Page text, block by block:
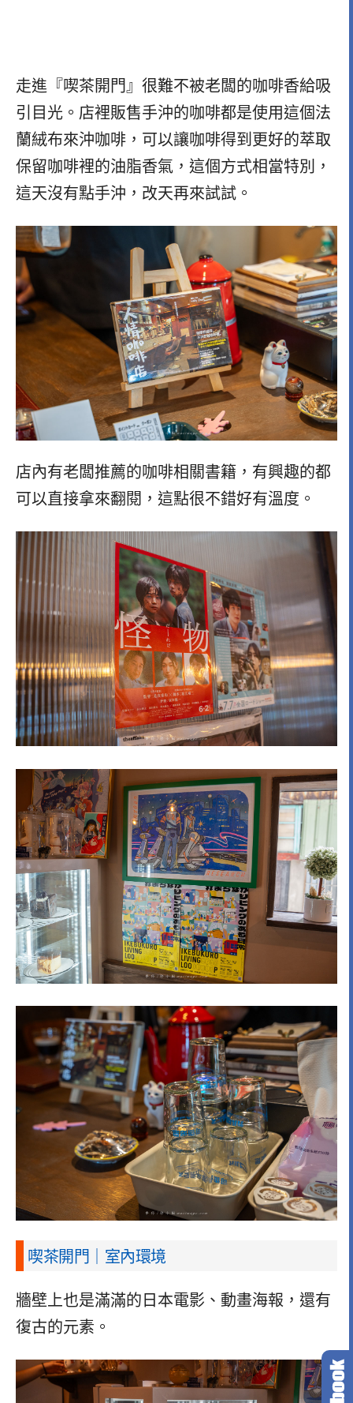
走進『喫茶開門』很難不被老闆的咖啡香給吸
引目光。店裡販售手沖的咖啡都是使用這個法
蘭絨布來沖咖啡，可以讓咖啡得到更好的萃取
保留咖啡裡的油脂香氣，這個方式相當特別，
這天沒有點手沖，改天再來試試。
店內有老闆推薦的咖啡相關書籍，有興趣的都
可以直接拿來翻閱，這點很不錯好有溫度。
喫茶開門｜室內環境
牆壁上也是滿滿的日本電影、動畫海報，還有
復古的元素。